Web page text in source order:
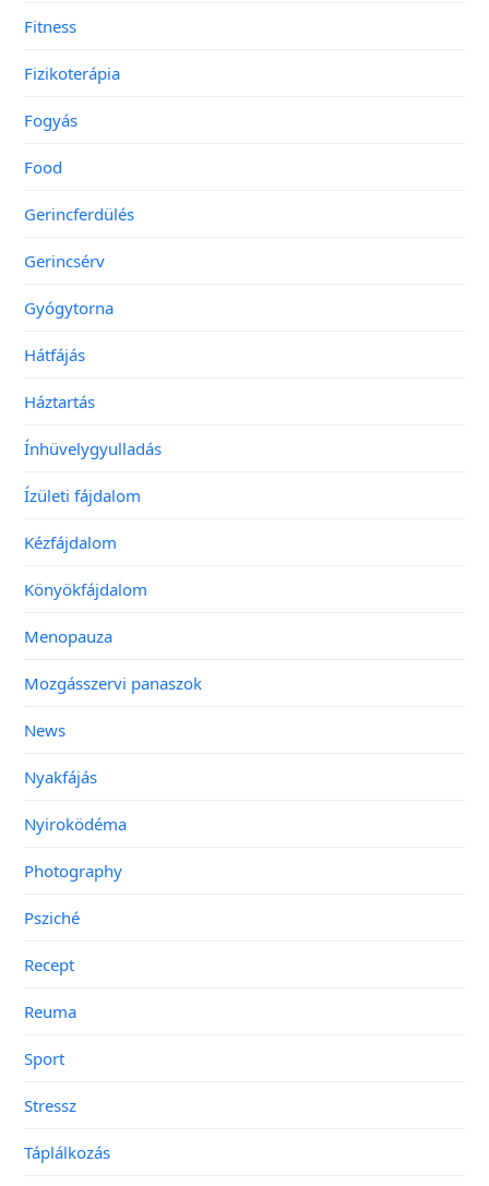
Fitness
Fizikoterápia
Fogyás
Food
Gerincferdülés
Gerincsérv
Gyógytorna
Hátfájás
Háztartás
Ínhüvelygyulladás
Ízületi fájdalom
Kézfájdalom
Könyökfájdalom
Menopauza
Mozgásszervi panaszok
News
Nyakfájás
Nyiroködéma
Photography
Psziché
Recept
Reuma
Sport
Stressz
Táplálkozás